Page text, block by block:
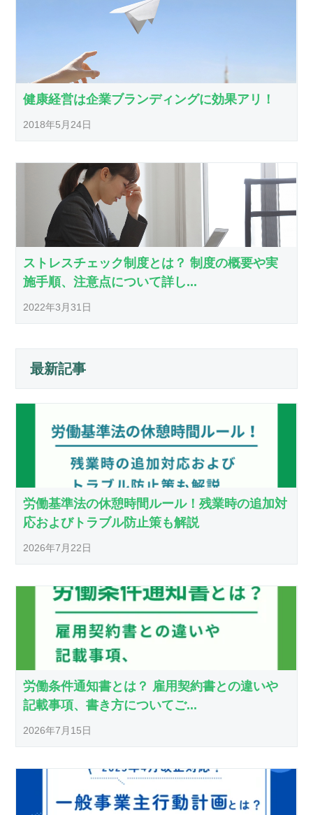
健康経営は企業ブランディングに効果アリ！
2018年5月24日
ストレスチェック制度とは？ 制度の概要や実
施手順、注意点について詳し...
2022年3月31日
最新記事
労働基準法の休憩時間ルール！残業時の追加対
応およびトラブル防止策も解説
2026年7月22日
労働条件通知書とは？ 雇用契約書との違いや
記載事項、書き方についてご...
2026年7月15日